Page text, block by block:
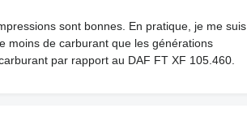
sont bonnes. En pratique, je me suis
moins de carburant que les générations
par rapport au DAF FT XF 105.460.